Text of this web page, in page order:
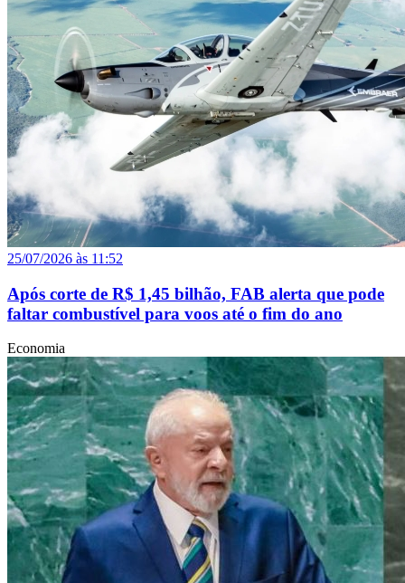
25/07/2026 às 11:52
Após corte de R$ 1,45 bilhão, FAB alerta que pode
faltar combustível para voos até o fim do ano
Economia